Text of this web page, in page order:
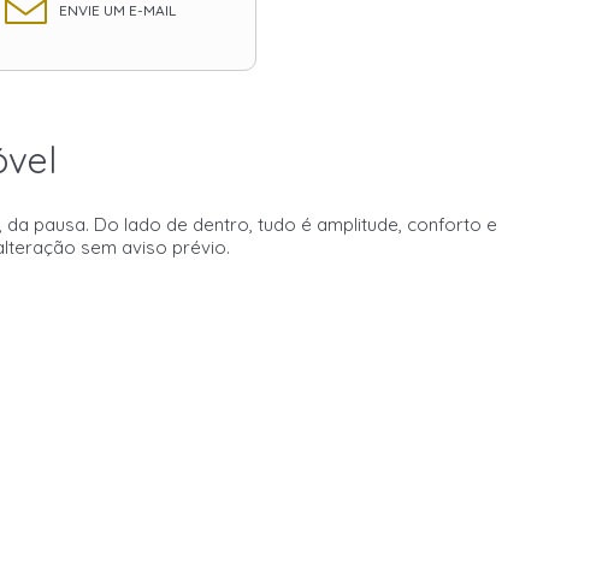
ENVIE UM E-MAIL
pausa. Do lado de dentro, tudo é amplitude, conforto e
sem aviso prévio.